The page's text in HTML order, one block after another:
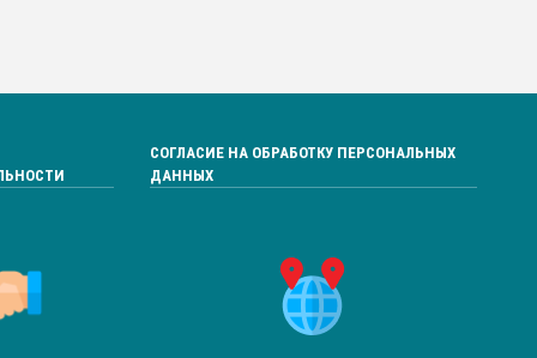
СОГЛАСИЕ НА ОБРАБОТКУ ПЕРСОНАЛЬНЫХ
ДАННЫХ